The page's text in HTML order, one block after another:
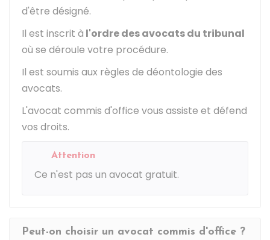
d'être désigné.
Il est inscrit à l'ordre des avocats du tribunal
où se déroule votre procédure.
Il est soumis aux règles de déontologie des
avocats.
L'avocat commis d'office vous assiste et défend
vos droits.
Attention
Ce n'est pas un avocat gratuit.
Peut-on choisir un avocat commis d'office ?